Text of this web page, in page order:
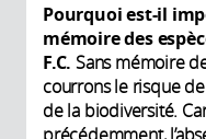
Pourquoi est-il
mémoire des
F.C. Sans mémoire
courrons le risque
de la biodiversité.